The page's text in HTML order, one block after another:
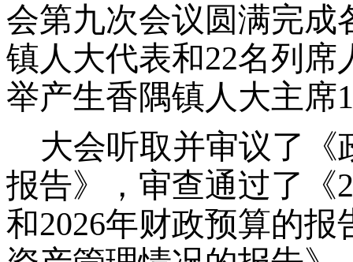
会第九次会议圆满完成
镇人大代表和22名列
举产生香隅镇人大主席
大会听取并审议了《
报告》，审查通过了《
和2026年财政预算的报